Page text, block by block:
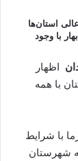
استان‌ها
در شهر چابهار با وجود
اظهار
با همه
با شرایط
و معلمان 101 مدرسه شهرستان